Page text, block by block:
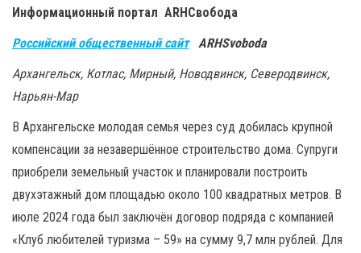
Информационный портал ARHСвобода
Российский общественный сайтARHSvoboda
Архангельск, Котлас, Мирный, Новодвинск, Северодвинск,
Нарьян-Мар
В Архангельске молодая семья через суд добилась крупной
компенсации за незавершённое строительство дома. Супруги
приобрели земельный участок и планировали построить
двухэтажный дом площадью около 100 квадратных метров. В
июле 2024 года был заключён договор подряда с компанией
«Клуб любителей туризма – 59» на сумму 9,7 млн рублей. Для